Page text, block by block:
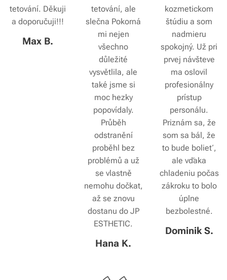
tetování. Děkuji
a doporučuji!!!
Max B.
tetování, ale
slečna Pokorná
mi nejen
všechno
důležité
vysvětlila, ale
také jsme si
moc hezky
popovídaly.
Průběh
odstranění
proběhl bez
problémů a už
se vlastně
nemohu dočkat,
až se znovu
dostanu do JP
ESTHETIC.
Hana K.
kozmetickom
štúdiu a som
nadmieru
spokojný. Už pri
prvej návšteve
ma oslovil
profesionálny
prístup
personálu.
Priznám sa, že
som sa bál, že
to bude bolieť,
ale vďaka
chladeniu počas
zákroku to bolo
úplne
bezbolestné.
Dominik S.